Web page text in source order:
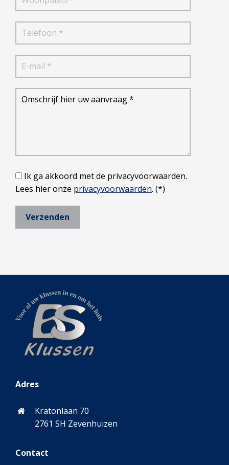
Ik ga akkoord met de privacyvoorwaarden.
Lees hier onze privacyvoorwaarden. (*)
Adres
Kratonlaan 70
2761 SH Zevenhuizen
Contact